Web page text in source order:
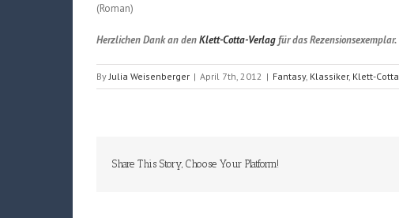
(Roman)
Herzlichen Dank an denKlett-Cotta-Verlagfür das Rezensionsexemplar.
By Julia Weisenberger | April 7th, 2012 | Fantasy, Klassiker, Klett-Cotta
Share This Story, Choose Your Platform!